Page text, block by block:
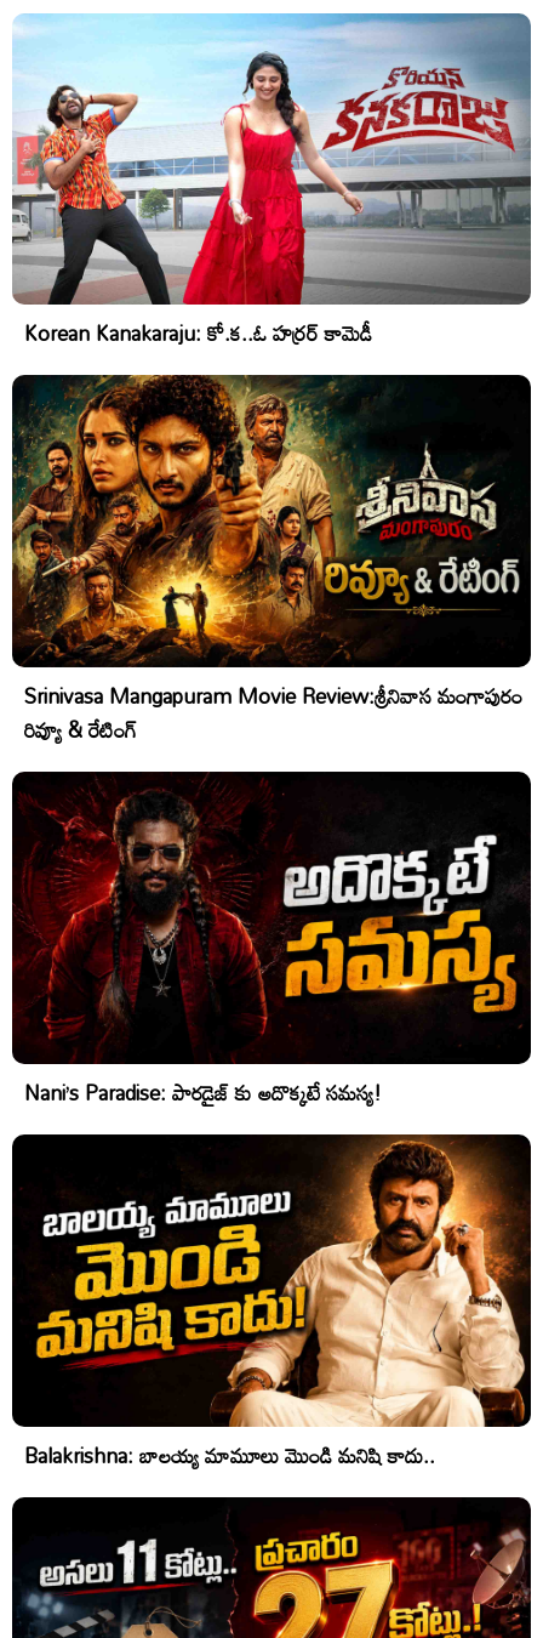
Korean Kanakaraju: కో.క..ఓ హర్రర్ కామెడీ
Srinivasa Mangapuram Movie Review:శ్రీనివాస మంగాపురం
రివ్యూ & రేటింగ్
Nani’s Paradise: పారడైజ్ కు అదొక్కటే సమస్య!
Balakrishna: బాలయ్య మామూలు మొండి మనిషి కాదు..